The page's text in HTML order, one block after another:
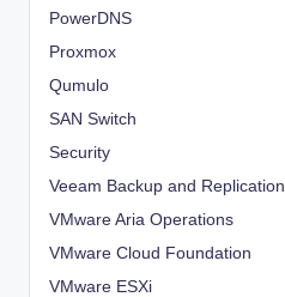
PowerDNS
Proxmox
Qumulo
SAN Switch
Security
Veeam Backup and Replication
VMware Aria Operations
VMware Cloud Foundation
VMware ESXi